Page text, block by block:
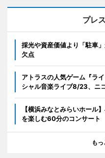
プレ
採光や資産価値より「駐車
欠点
アトラスの人気ゲーム『ラ
シャル音楽ライブ8/23、ニ
【横浜みなとみらいホール
を楽しむ60分のコンサート
も